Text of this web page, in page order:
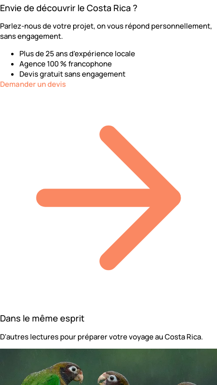
Envie de découvrir le Costa Rica ?
Parlez-nous de votre projet, on vous répond personnellement,
sans engagement.
Plus de 25 ans d'expérience locale
Agence 100 % francophone
Devis gratuit sans engagement
Demander un devis
Dans le même esprit
D'autres lectures pour préparer votre voyage au Costa Rica.